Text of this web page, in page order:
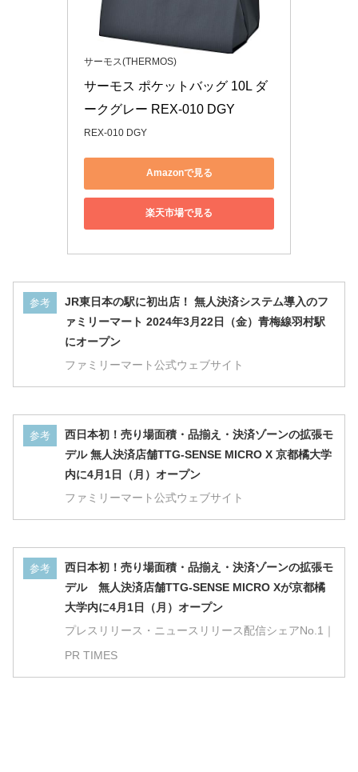
サーモス(THERMOS)
サーモス ポケットバッグ 10L ダ
ークグレー REX-010 DGY
REX-010 DGY
Amazonで見る
楽天市場で見る
参考
JR東日本の駅に初出店！ 無人決済システム導入のフ
ァミリーマート 2024年3月22日（金）青梅線羽村駅
にオープン
ファミリーマート公式ウェブサイト
参考
西日本初！売り場面積・品揃え・決済ゾーンの拡張モ
デル 無人決済店舗TTG-SENSE MICRO X 京都橘大学
内に4月1日（月）オープン
ファミリーマート公式ウェブサイト
参考
西日本初！売り場面積・品揃え・決済ゾーンの拡張モ
デル 無人決済店舗TTG-SENSE MICRO Xが京都橘
大学内に4月1日（月）オープン
プレスリリース・ニュースリリース配信シェアNo.1｜
PR TIMES